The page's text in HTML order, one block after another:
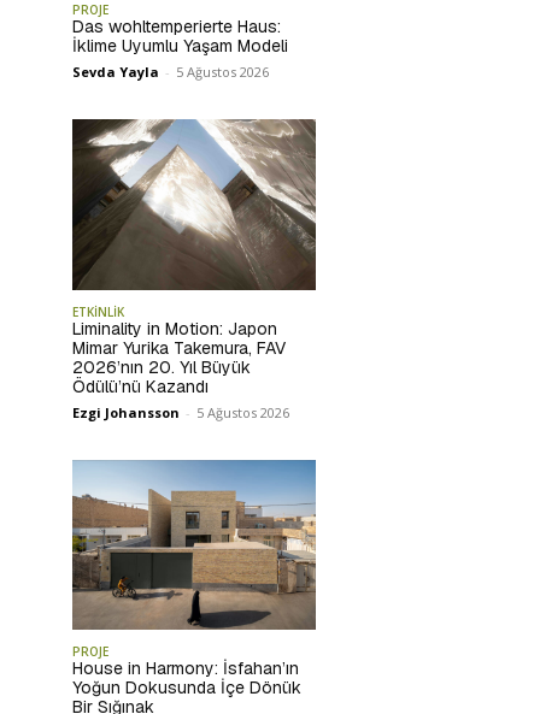
PROJE
Das wohltemperierte Haus:
İklime Uyumlu Yaşam Modeli
Sevda Yayla - 5 Ağustos 2026
ETKİNLİK
Liminality in Motion: Japon
Mimar Yurika Takemura, FAV
2026’nın 20. Yıl Büyük
Ödülü’nü Kazandı
Ezgi Johansson - 5 Ağustos 2026
PROJE
House in Harmony: İsfahan’ın
Yoğun Dokusunda İçe Dönük
Bir Sığınak